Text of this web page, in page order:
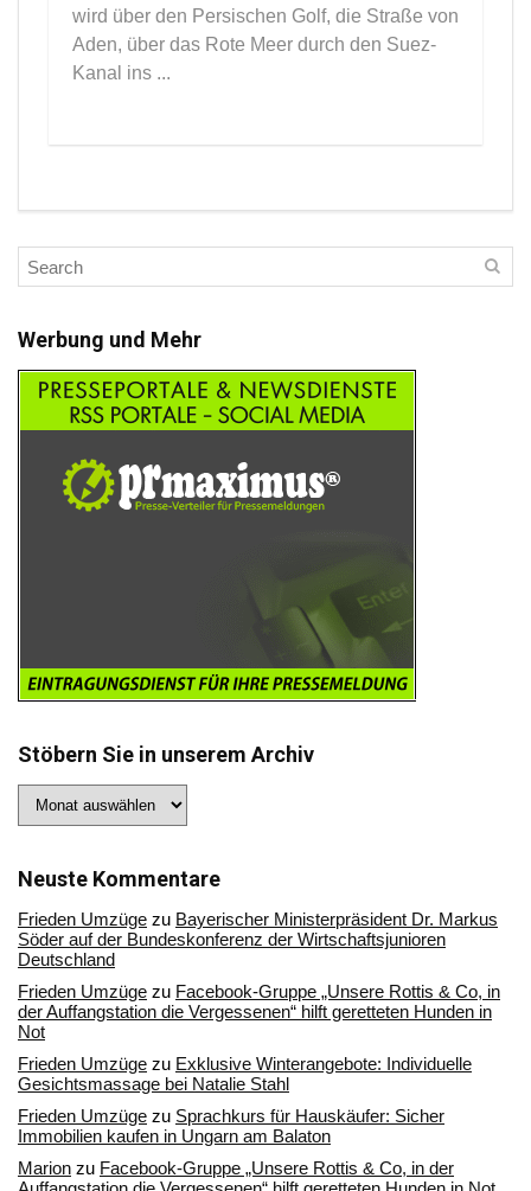
wird über den Persischen Golf, die Straße von
Aden, über das Rote Meer durch den Suez-
Kanal ins ...
Werbung und Mehr
Stöbern Sie in unserem Archiv
Sie
Archiv
Neuste Kommentare
Frieden Umzüge zu Bayerischer Ministerpräsident Dr. Markus
Söder auf der Bundeskonferenz der Wirtschaftsjunioren
Deutschland
Frieden Umzüge zu Facebook-Gruppe „Unsere Rottis & Co, in
der Auffangstation die Vergessenen“ hilft geretteten Hunden in
Not
Frieden Umzüge zu Exklusive Winterangebote: Individuelle
Gesichtsmassage bei Natalie Stahl
Frieden Umzüge zu Sprachkurs für Hauskäufer: Sicher
Immobilien kaufen in Ungarn am Balaton
Marion zu Facebook-Gruppe „Unsere Rottis & Co, in der